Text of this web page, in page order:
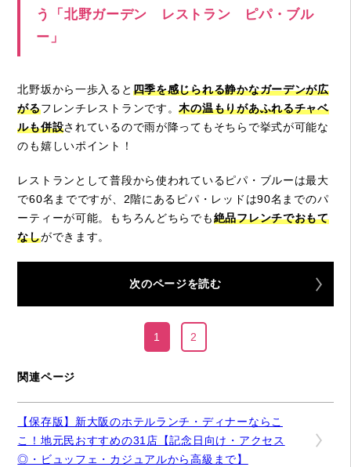
う「北野ガーデン レストラン ピパ・ブル
ー」
北野坂から一歩入ると 四季を感じられる静かなガーデンが広
がるフレンチレストランです。木の温もりがあふれるチャベ
ルも併設されているので雨が降ってもそちらで挙式が可能な
のも嬉しいポイント！
レストランとして普段から使われているピパ・ブルーは最大
で60名までですが、2階にあるピパ・レッドは90名までのパ
ーティーが可能。もちろんどちらでも絶品フレンチでおもて
なしができます。
次のページを読む
1 2
関連ページ
【保存版】新大阪のホテルランチ・ディナーならこ
こ！地元民おすすめの31店【記念日向け・アクセス
◎・ビュッフェ・カジュアルから高級まで】